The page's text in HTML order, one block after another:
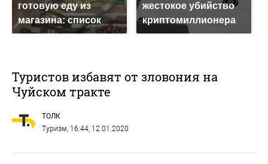
готовую еду из
магазина: список
жестокое убийство
криптомиллионера
Туристов избавят от зловония на
Чуйском тракте
ТОЛК
Туризм, 16:44, 12.01.2020